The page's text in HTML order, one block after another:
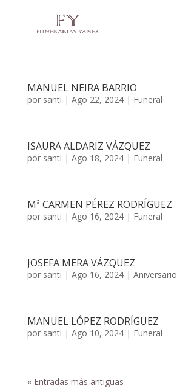
MANUEL NEIRA BARRIO
por santi | Ago 22, 2024| Funeral
ISAURA ALDARIZ VÁZQUEZ
por santi | Ago 18, 2024| Funeral
Mª CARMEN PÉREZ RODRÍGUEZ
por santi | Ago 16, 2024| Funeral
JOSEFA MERA VÁZQUEZ
por santi | Ago 16, 2024| Aniversario
MANUEL LÓPEZ RODRÍGUEZ
por santi | Ago 10, 2024| Funeral
« Entradas más antiguas